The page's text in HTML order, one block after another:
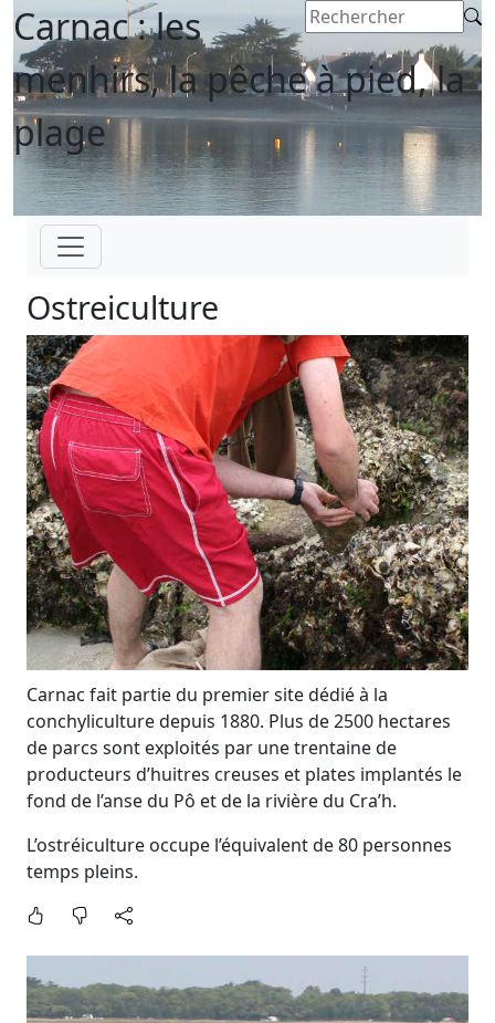
Carnac : les
menhirs, la pêche à pied, la
plage
Ostreiculture
Carnac fait partie du premier site dédié à la
conchyliculture depuis 1880. Plus de 2500 hectares
de parcs sont exploités par une trentaine de
producteurs d’huitres creuses et plates implantés le
fond de l’anse du Pô et de la rivière du Cra’h.
L’ostréiculture occupe l’équivalent de 80 personnes
temps pleins.